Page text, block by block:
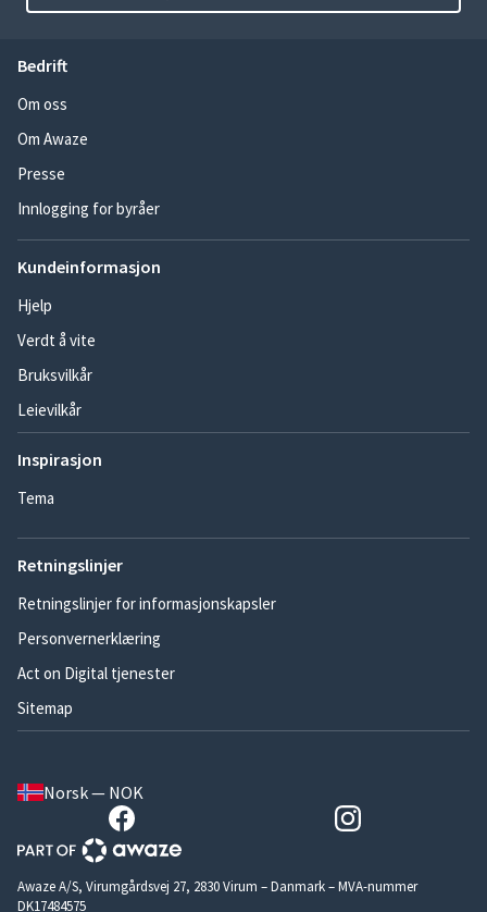
Bedrift
Om oss
Om Awaze
Presse
Innlogging for byråer
Kundeinformasjon
Hjelp
Verdt å vite
Bruksvilkår
Leievilkår
Inspirasjon
Tema
Retningslinjer
Retningslinjer for informasjonskapsler
Personvernerklæring
Act on Digital tjenester
Sitemap
Norsk — NOK
Awaze A/S, Virumgårdsvej 27, 2830 Virum – Danmark – MVA-nummer
DK17484575